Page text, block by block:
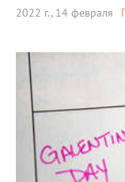
2022 г., 14 февраля